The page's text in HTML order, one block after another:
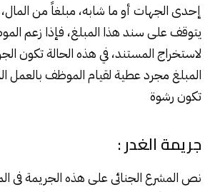
إحدى الجهات أو ما شابه، مبلغاً من
يتوقف على سند هذا المبلغ، فإذا زعم
لاستخراج المستند، في هذه الحالة تكون
المبلغ مجرد عطية لقيام الموظف بالعمل
تكون رشوة
جريمة الغدر :